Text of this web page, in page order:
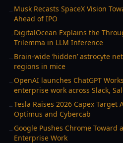
→ Musk Recasts SpaceX Vision
Ahead of IPO
→ DigitalOcean Explains the
Trilemma in LLM Inference
→ Brain-wide ‘hidden’ astrocyte
regions in mice
→ OpenAI launches ChatGPT
enterprise work across Slack,
→Tesla Raises 2026 Capex Target
Optimus and Cybercab
→ Google Pushes Chrome
Enterprise Work